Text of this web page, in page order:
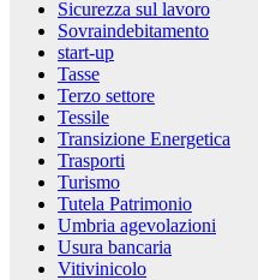
Sicurezza sul lavoro
Sovraindebitamento
start-up
Tasse
Terzo settore
Tessile
Transizione Energetica
Trasporti
Turismo
Tutela Patrimonio
Umbria agevolazioni
Usura bancaria
Vitivinicolo